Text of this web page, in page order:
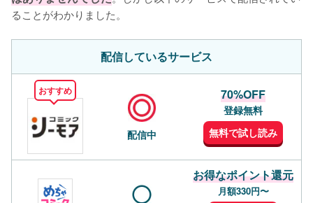
ることがわかりました。
配信しているサービス
おすすめ
配信中
70%OFF
登録無料
無料で試し読み
お得なポイント還元
月額330円〜